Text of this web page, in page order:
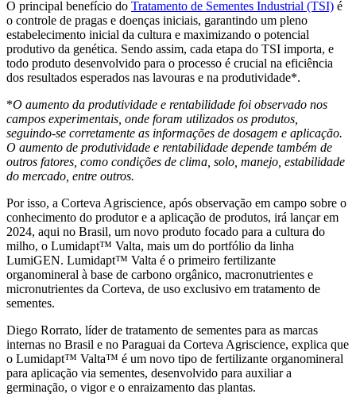
O principal benefício do Tratamento de Sementes Industrial (TSI) é
o controle de pragas e doenças iniciais, garantindo um pleno
estabelecimento inicial da cultura e maximizando o potencial
produtivo da genética. Sendo assim, cada etapa do TSI importa, e
todo produto desenvolvido para o processo é crucial na eficiência
dos resultados esperados nas lavouras e na produtividade*.
*O aumento da produtividade e rentabilidade foi observado nos
campos experimentais, onde foram utilizados os produtos,
seguindo-se corretamente as informações de dosagem e aplicação.
O aumento de produtividade e rentabilidade depende também de
outros fatores, como condições de clima, solo, manejo, estabilidade
do mercado, entre outros.
Por isso, a Corteva Agriscience, após observação em campo sobre o
conhecimento do produtor e a aplicação de produtos, irá lançar em
2024, aqui no Brasil, um novo produto focado para a cultura do
milho, o Lumidapt™ Valta, mais um do portfólio da linha
LumiGEN. Lumidapt™ Valta é o primeiro fertilizante
organomineral à base de carbono orgânico, macronutrientes e
micronutrientes da Corteva, de uso exclusivo em tratamento de
sementes.
Diego Rorrato, líder de tratamento de sementes para as marcas
internas no Brasil e no Paraguai da Corteva Agriscience, explica que
o Lumidapt™ Valta™ é um novo tipo de fertilizante organomineral
para aplicação via sementes, desenvolvido para auxiliar a
germinação, o vigor e o enraizamento das plantas.